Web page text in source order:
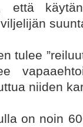
että
tulee
niiden
on noin